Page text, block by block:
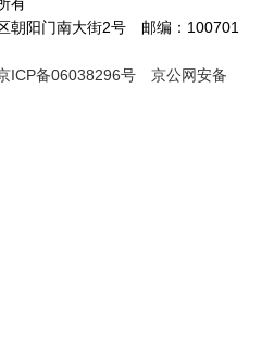
朝阳门南大街2号 邮编：100701
ICP备06038296号
京公网安备